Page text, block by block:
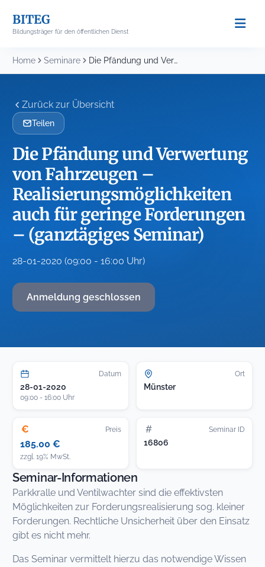
content
BITEG
Bildungsträger für den öffentlichen Dienst
Home Seminare Die Pfändung und Verwertung von Fahrzeugen – Realisierungsmöglichkeiten...
Zurück zur Übersicht
Teilen
Die Pfändung und Verwertung
von Fahrzeugen –
Realisierungsmöglichkeiten
auch für geringe Forderungen
– (ganztägiges Seminar)
28-01-2020 (09:00 - 16:00 Uhr)
Anmeldung geschlossen
Datum
28-01-2020
09:00 - 16:00 Uhr
Ort
Münster
€ Preis
185.00 €
zzgl. 19% MwSt.
# Seminar ID
16806
Seminar-Informationen
Parkkralle und Ventilwachter sind die effektivsten
Möglichkeiten zur Forderungsrealisierung sog. kleiner
Forderungen. Rechtliche Unsicherheit über den Einsatz
gibt es nicht mehr.
Das Seminar vermittelt hierzu das notwendige Wissen